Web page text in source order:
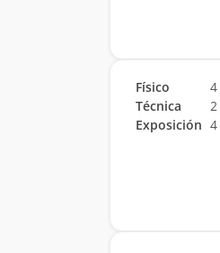
Físico 4
Técnica 2
Exposición 4